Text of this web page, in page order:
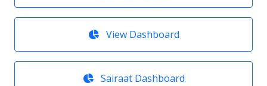
View Dashboard
Sairaat Dashboard